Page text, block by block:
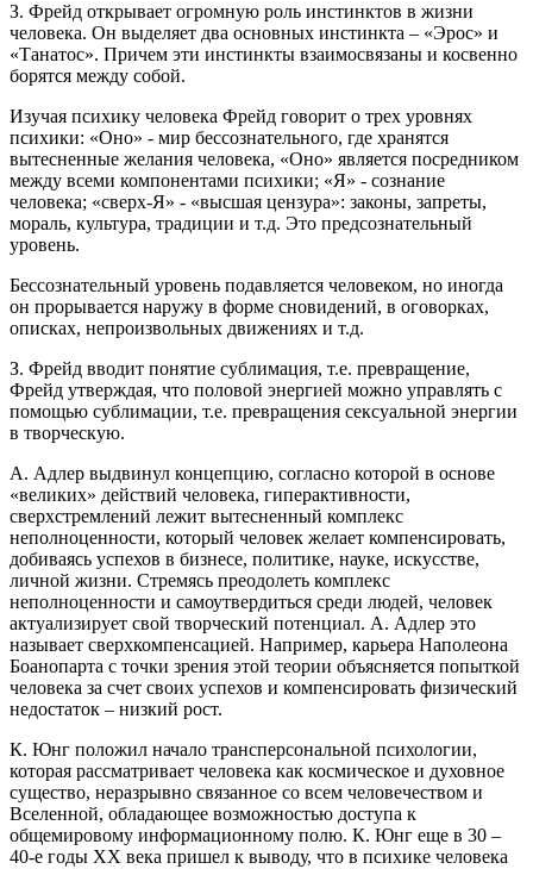
З. Фрейд открывает огромную роль инстинктов в жизни
человека. Он выделяет два основных инстинкта – «Эрос» и
«Танатос». Причем эти инстинкты взаимосвязаны и косвенно
борятся между собой.
Изучая психику человека Фрейд говорит о трех уровнях
психики: «Оно» - мир бессознательного, где хранятся
вытесненные желания человека, «Оно» является посредником
между всеми компонентами психики; «Я» - сознание
человека; «сверх-Я» - «высшая цензура»: законы, запреты,
мораль, культура, традиции и т.д. Это предсознательный
уровень.
Бессознательный уровень подавляется человеком, но иногда
он прорывается наружу в форме сновидений, в оговорках,
описках, непроизвольных движениях и т.д.
З. Фрейд вводит понятие сублимация, т.е. превращение,
Фрейд утверждая, что половой энергией можно управлять с
помощью сублимации, т.е. превращения сексуальной энергии
в творческую.
А. Адлер выдвинул концепцию, согласно которой в основе
«великих» действий человека, гиперактивности,
сверхстремлений лежит вытесненный комплекс
неполноценности, который человек желает компенсировать,
добиваясь успехов в бизнесе, политике, науке, искусстве,
личной жизни. Стремясь преодолеть комплекс
неполноценности и самоутвердиться среди людей, человек
актуализирует свой творческий потенциал. А. Адлер это
называет сверхкомпенсацией. Например, карьера Наполеона
Боанопарта с точки зрения этой теории объясняется попыткой
человека за счет своих успехов и компенсировать физический
недостаток – низкий рост.
К. Юнг положил начало трансперсональной психологии,
которая рассматривает человека как космическое и духовное
существо, неразрывно связанное со всем человечеством и
Вселенной, обладающее возможностью доступа к
общемировому информационному полю. К. Юнг еще в 30 –
40-е годы ХХ века пришел к выводу, что в психике человека